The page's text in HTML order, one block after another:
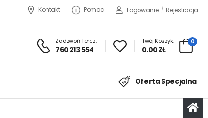
Kontakt Pomoc Logowanie / Rejestracja
Zadzwoń Teraz:
760 213 554
Twój Koszyk:
0.00 ZŁ
0
Oferta Specjalna